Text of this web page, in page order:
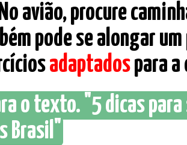
avião, procure
pode se alongar
adaptadospara a
o texto. "5 dicas
Brasil"